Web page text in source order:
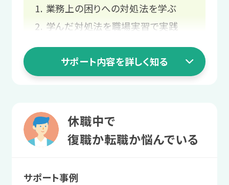
4 職場定着ステージ
長く働くための
職場との関係づくり
サポート例
3 就職活動ステージ
就職活動の知識を
身につける
や身だしなみなどを学びます。
サポート例
接対策など、スタッフが就職活動を
自分の特性を活かせそうな職種や、
反対に負担になりそうな業務のイメ
自分にとって
働きやすい環境を探す
ストレスの少ない業務や、居心地のよい
業務上の困りへの対処法を学ぶ
学んだ対処法を職場実習で実践
業務の不安や要望を企業に伝える
業務の調整方法を身につける
業務上の困りへの
業務上の工夫やコミュニケーションのコ
サポート内容を詳しく知る
休職中で
復職か転職か悩んでいる
サポート事例